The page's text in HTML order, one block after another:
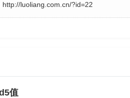
http://luoliang.com.cn/?id=22
值